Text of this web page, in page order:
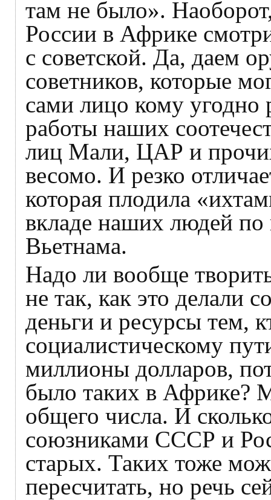
там не было».
России в Африке
с советской. Да, даем
советников, которые
сами лицо кому угодно
работы наших
лиц Мали, ЦАР и
весомо. И резко
которая плодила
вкладе наших людей по
Вьетнама.
Надо ли вообще
не так, как это делали
деньги и ресурсы тем,
социалистическому
миллионы долларов,
было таких в Африке?
общего числа. И
союзниками СССР и
старых. Таких тоже
пересчитать, но речь